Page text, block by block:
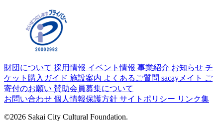
財団について 採用情報 イベント情報 事業紹介 お知らせ チ
ケット購入ガイド 施設案内 よくあるご質問 sacayメイト ご
寄付のお願い 賛助会員募集について
お問い合わせ 個人情報保護方針 サイトポリシー リンク集
©2026 Sakai City Cultural Foundation.